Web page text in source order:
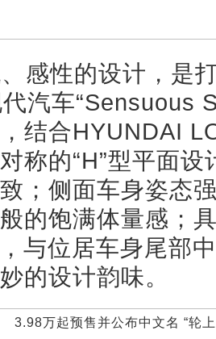
感性的设计，是
汽车“Sensuous
结合HYUNDAI
称的“H”型平面
；侧面车身姿态
的饱满体量感；
与位居车身尾部
的设计韵味。